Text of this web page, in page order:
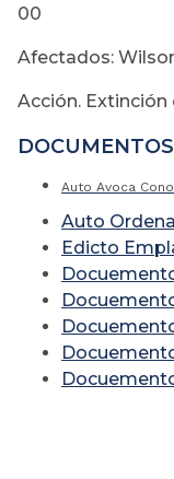
00
Afectados:
Acción.
Auto Avoca
Auto
Edicto